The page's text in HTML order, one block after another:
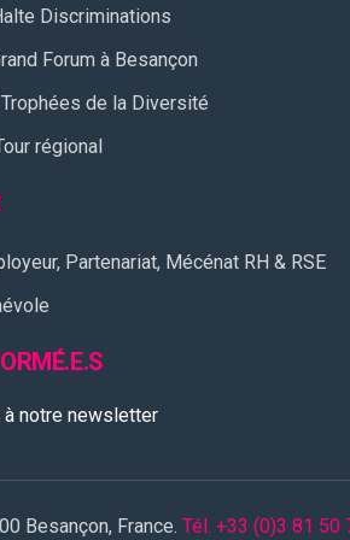
Discriminations
Forum à Besançon
de la Diversité
régional
Partenariat, Mécénat RH & RSE
notre newsletter
Besançon, France. Tél. +33 (0)3 81 50